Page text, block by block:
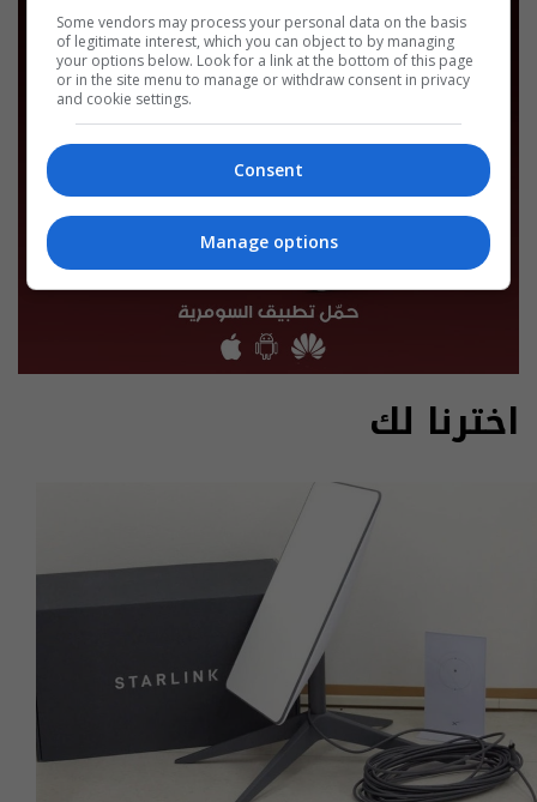
اخترنا لك
Some vendors may process your personal data on the basis
of legitimate interest, which you can object to by managing
your options below. Look for a link at the bottom of this page
or in the site menu to manage or withdraw consent in privacy
and cookie settings.
Consent
Manage options